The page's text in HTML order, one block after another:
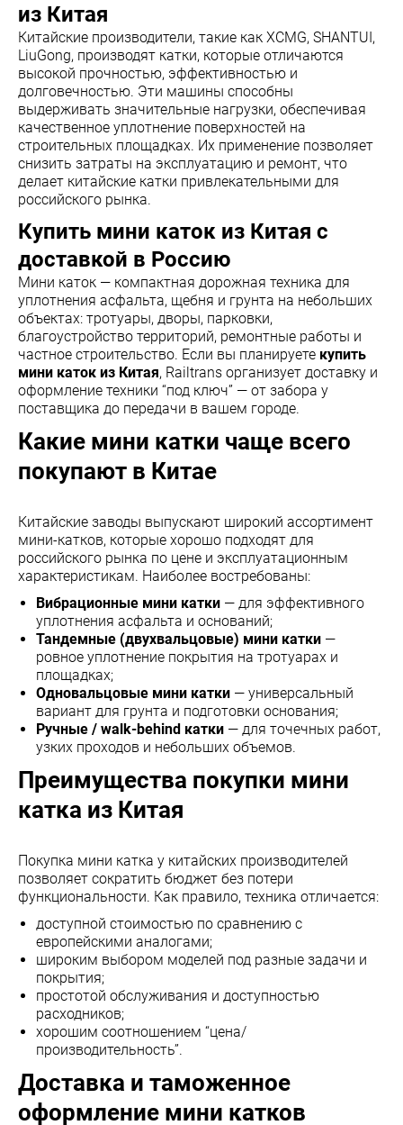
из Китая
Китайские производители, такие как XCMG, SHANTUI,
LiuGong, производят катки, которые отличаются
высокой прочностью, эффективностью и
долговечностью. Эти машины способны
выдерживать значительные нагрузки, обеспечивая
качественное уплотнение поверхностей на
строительных площадках. Их применение позволяет
снизить затраты на эксплуатацию и ремонт, что
делает китайские катки привлекательными для
российского рынка.
Купить мини каток из Китая с
доставкой в Россию
Мини каток — компактная дорожная техника для
уплотнения асфальта, щебня и грунта на небольших
объектах: тротуары, дворы, парковки,
благоустройство территорий, ремонтные работы и
частное строительство. Если вы планируете купить
мини каток из Китая, Railtrans организует доставку и
оформление техники “под ключ” — от забора у
поставщика до передачи в вашем городе.
Какие мини катки чаще всего
покупают в Китае
Китайские заводы выпускают широкий ассортимент
мини-катков, которые хорошо подходят для
российского рынка по цене и эксплуатационным
характеристикам. Наиболее востребованы:
Вибрационные мини катки — для эффективного
уплотнения асфальта и оснований;
Тандемные (двухвальцовые) мини катки —
ровное уплотнение покрытия на тротуарах и
площадках;
Одновальцовые мини катки — универсальный
вариант для грунта и подготовки основания;
Ручные / walk-behind катки — для точечных работ,
узких проходов и небольших объемов.
Преимущества покупки мини
катка из Китая
Покупка мини катка у китайских производителей
позволяет сократить бюджет без потери
функциональности. Как правило, техника отличается:
доступной стоимостью по сравнению с
европейскими аналогами;
широким выбором моделей под разные задачи и
покрытия;
простотой обслуживания и доступностью
расходников;
хорошим соотношением “цена/
производительность”.
Доставка и таможенное
оформление мини катков